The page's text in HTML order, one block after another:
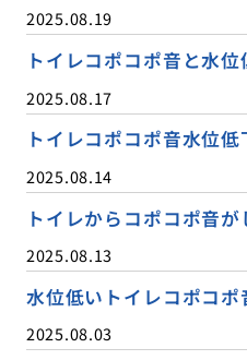
2025.08.19
トイレコポコポ音と水
2025.08.17
トイレコポコポ音水位
2025.08.14
トイレからコポコポ音
2025.08.13
水位低いトイレコポコポ
2025.08.03